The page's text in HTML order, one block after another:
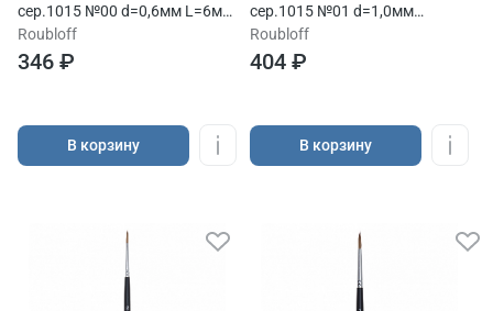
сер.1015 №00 d=0,6мм L=6мм
ручка короткая
Roubloff
346 ₽
В корзину
сер.1015 №01 d=1,0мм
L=10мм ручка короткая
Roubloff
404 ₽
В корзину